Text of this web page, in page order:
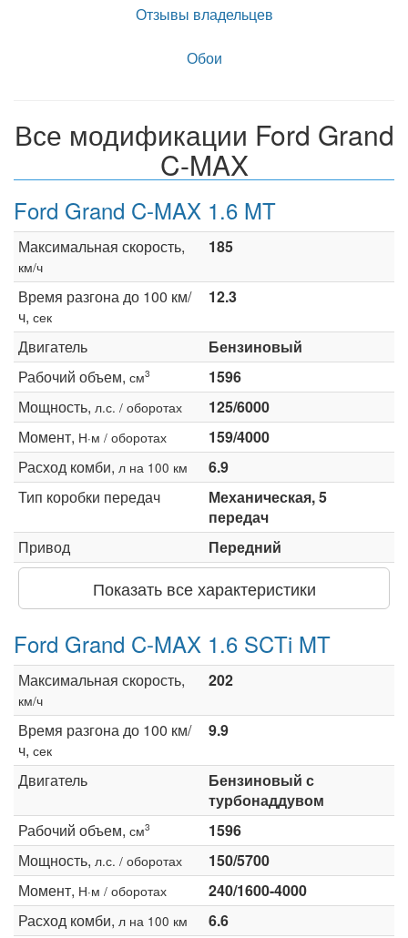
Отзывы владельцев
Обои
Все модификации Ford Grand
C-MAX
Ford Grand C-MAX 1.6 MT
Максимальная скорость,
км/ч
185
Время разгона до 100 км/
ч, сек
12.3
Двигатель
Бензиновый
Рабочий объем, см3
1596
Мощность, л.с. / оборотах
125/6000
Момент, Н·м / оборотах
159/4000
Расход комби, л на 100 км
6.9
Тип коробки передач
Механическая, 5
передач
Привод
Передний
Показать все характеристики
Ford Grand C-MAX 1.6 SCTi MT
Максимальная скорость,
км/ч
202
Время разгона до 100 км/
ч, сек
9.9
Двигатель
Бензиновый с
турбонаддувом
Рабочий объем, см3
1596
Мощность, л.с. / оборотах
150/5700
Момент, Н·м / оборотах
240/1600-4000
Расход комби, л на 100 км
6.6